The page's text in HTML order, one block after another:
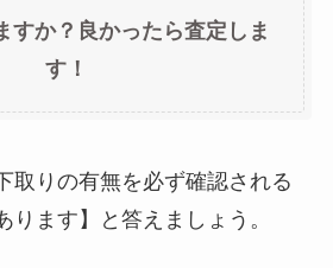
すか？良かったら査定しま
す！
取りの有無を必ず確認される
ります】と答えましょう。